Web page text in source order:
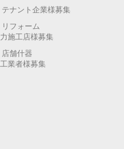
テナント企業様募集
リフォーム
施工店様募集
店舗什器
業者様募集